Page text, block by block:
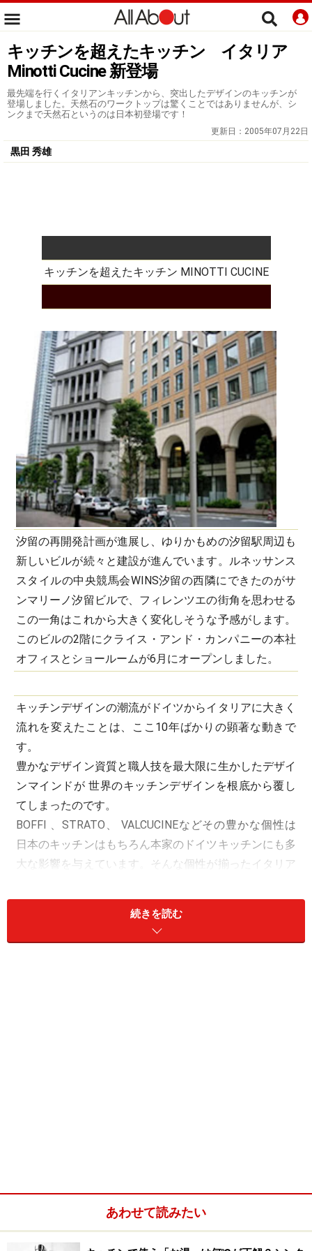
キッチンを超えたキッチン イタリア
Minotti Cucine 新登場
最先端を行くイタリアンキッチンから、突出したデザインのキッチンが
登場しました。天然石のワークトップは驚くことではありませんが、シ
ンクまで天然石というのは日本初登場です！
更新日： 2005年07月22日
黒田 秀雄
キッチンを超えたキッチン MINOTTI CUCINE
汐留の再開発計画が進展し、ゆりかもめの汐留駅周辺も
新しいビルが続々と建設が進んでいます。ルネッサンス
スタイルの中央競馬会WINS汐留の西隣にできたのがサ
ンマリーノ汐留ビルで、フィレンツエの街角を思わせる
この一角はこれから大きく変化しそうな予感がします。
このビルの2階にクライス・アンド・カンパニーの本社
オフィスとショールームが6月にオープンしました。
キッチンデザインの潮流がドイツからイタリアに大きく
流れを変えたことは、ここ10年ばかりの顕著な動きで
す。
豊かなデザイン資質と職人技を最大限に生かしたデザイ
ンマインドが 世界のキッチンデザインを根底から覆し
てしまったのです。
BOFFI 、STRATO、 VALCUCINEなどその豊かな個性は
日本のキッチンはもちろん本家のドイツキッチンにも多
大な影響を与えています。そんな個性が揃ったイタリア
カンパニーが輸入販売を開始したMINOTTI CUCINE（ミ
ノッティ・クッチーネ）です。
個性的な木目を生かしたこのキッチンのトップは無垢天
続きを読む
あわせて読みたい